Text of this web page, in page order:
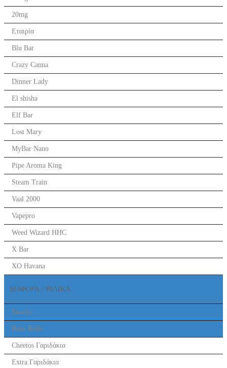
20mg
Εταιρία
Blu Bar
Crazy Canna
Dinner Lady
El shisha
Elf Bar
Lost Mary
MyBar Nano
Pipe Aroma King
Steam Train
Vaal 2000
Vapepro
Weed Wizard HHC
X Bar
XO Havana
ΔΙΑΦΟΡΑ / ΨΙΛΙΚΑ
Snacks
Bake Rolls
Cheetos Γαριδάκια
Extra Γαριδάκια